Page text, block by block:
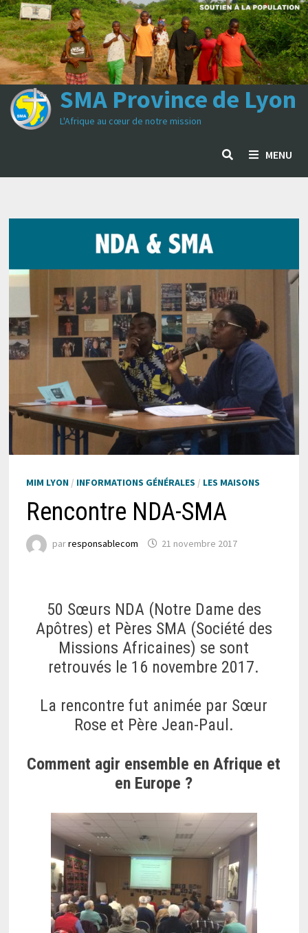
Passer
au
contenu
SMA Province de Lyon
L'Afrique au cœur de notre mission
MENU
MIM LYON/ INFORMATIONS GÉNÉRALES / LES MAISONS
Rencontre NDA-SMA
parresponsablecom 21 novembre 2017
50 Sœurs NDA (Notre Dame des
Apôtres) et Pères SMA (Société des
Missions Africaines) se sont
retrouvés le 16 novembre 2017.
La rencontre fut animée par Sœur
Rose et Père Jean-Paul.
Comment agir ensemble en Afrique et
en Europe ?